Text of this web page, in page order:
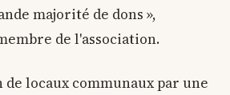
majorité de dons »,
de l'association.
locaux communaux par une